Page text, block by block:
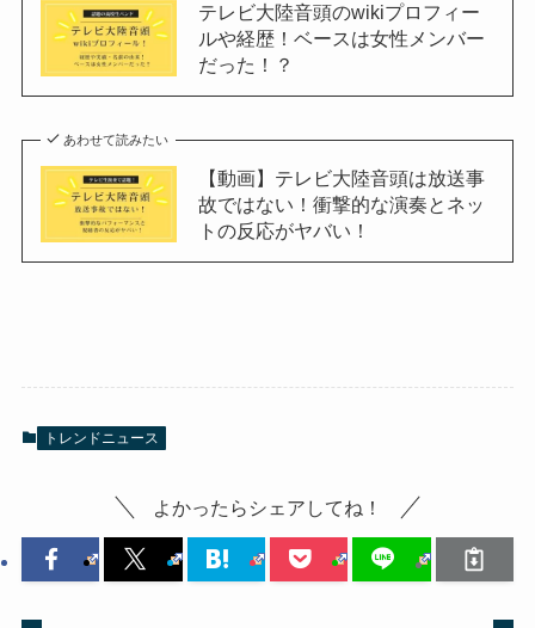
テレビ大陸音頭のwikiプロフィー
ルや経歴！ベースは女性メンバー
だった！？
あわせて読みたい
【動画】テレビ大陸音頭は放送事
故ではない！衝撃的な演奏とネッ
トの反応がヤバい！
トレンドニュース
よかったらシェアしてね！